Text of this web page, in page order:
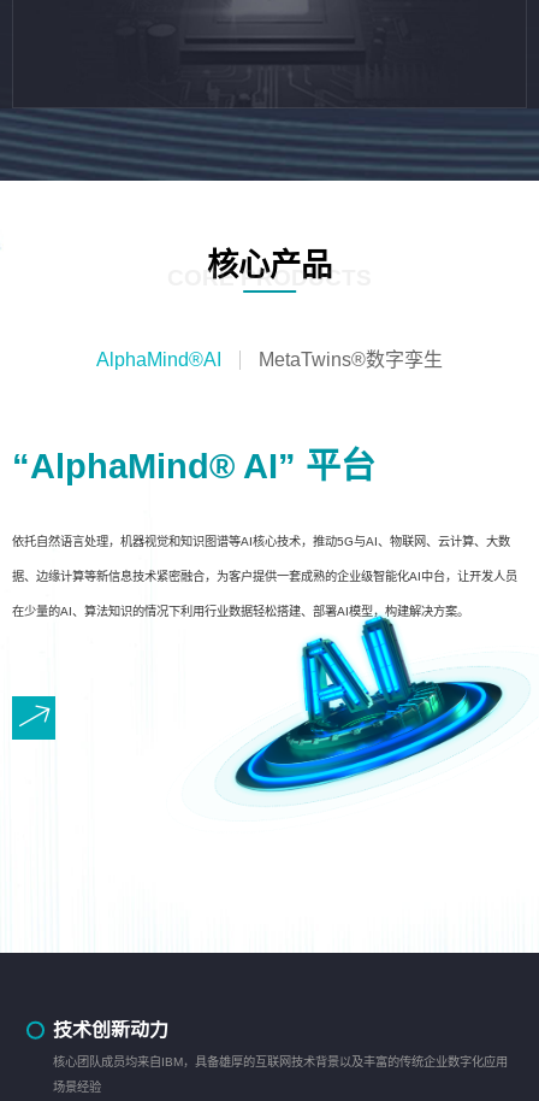
核心产品
CORE PRODUCTS
AlphaMind®AI MetaTwins®数字孪生
“AlphaMind® AI” 平台
依托自然语言处理，机器视觉和知识图谱等AI核心技术，推动5G与AI、物联网、云计算、大数
据、边缘计算等新信息技术紧密融合，为客户提供一套成熟的企业级智能化AI中台，让开发人员
在少量的AI、算法知识的情况下利用行业数据轻松搭建、部署AI模型，构建解决方案。
技术创新动力
核心团队成员均来自IBM，具备雄厚的互联网技术背景以及丰富的传统企业数字化应用
场景经验